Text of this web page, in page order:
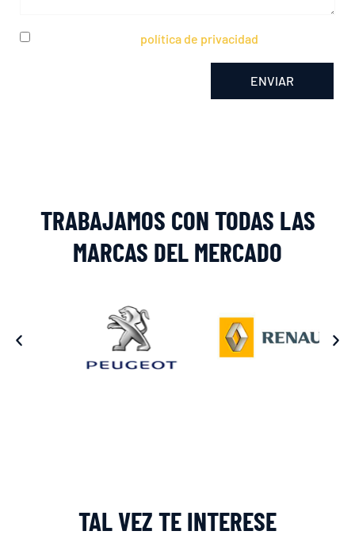
política de privacidad
ENVIAR
TRABAJAMOS CON TODAS LAS
MARCAS DEL MERCADO
TAL VEZ TE INTERESE